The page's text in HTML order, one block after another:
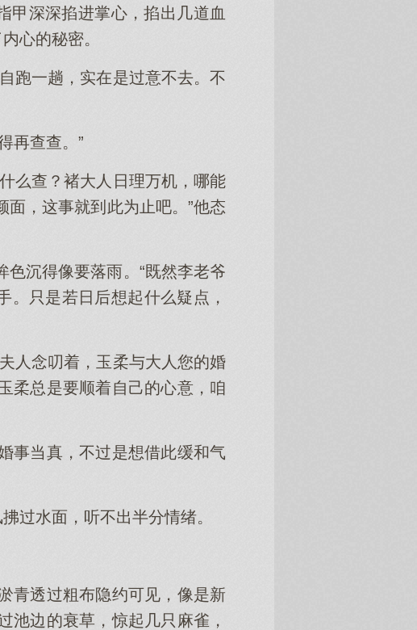
深深掐进掌心，掐出几道血
心的秘密。
跑一趟，实在是过意不去。不
再查查。”
么查？褚大人日理万机，哪能
，这事就到此为止吧。”他态
沉得像要落雨。“既然李老爷
。只是若日后想起什么疑点，
人念叨着，玉柔与大人您的婚
柔总是要顺着自己的心意，咱
事当真，不过是想借此缓和气
过水面，听不出半分情绪。
青透过粗布隐约可见，像是新
池边的衰草，惊起几只麻雀，